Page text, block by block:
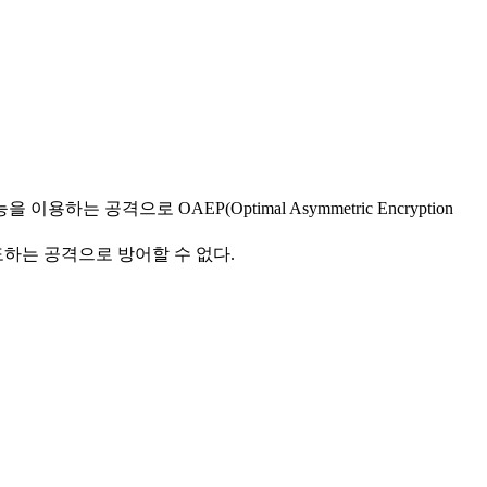
이용하는 공격으로 OAEP(Optimal Asymmetric Encryption
는 공격으로 방어할 수 없다.